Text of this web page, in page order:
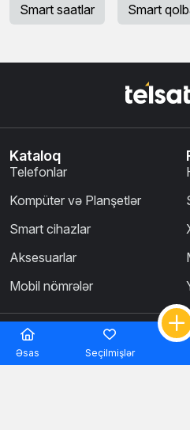
Smart saatlar Smart
Kataloq
Telefonlar
Kompüter və Planşetlər
Smart cihazlar
Aksesuarlar
Mobil nömrələr
TelSat.az — Azərbaycanın
elanları saytıdır.
Əsas Seçilmişlər